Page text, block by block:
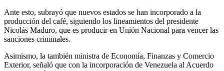
Ante esto, subrayó que nuevos estados se han incorporado a la
producción del café, siguiendo los lineamientos del presidente
Nicolás Maduro, que es producir en Unión Nacional para vencer las
sanciones criminales.
Asimismo, la también ministra de Economía, Finanzas y Comercio
Exterior, señaló que con la incorporación de Venezuela al Acuerdo